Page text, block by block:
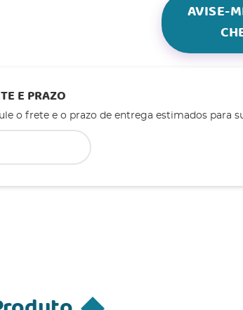
AVISE-
E PRAZO
o frete e o prazo de entrega estimados para